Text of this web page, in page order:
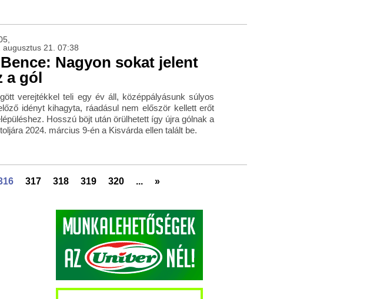
21. 07:38
Nagyon sokat jelent
a gól
verejtékkel teli egy év áll, középpályásunk súlyos
idényt kihagyta, ráadásul nem először kellett erőt
Hosszú böjt után örülhetett így újra gólnak a
2024. március 9-én a Kisvárda ellen talált be.
317 318 319 320 ... »